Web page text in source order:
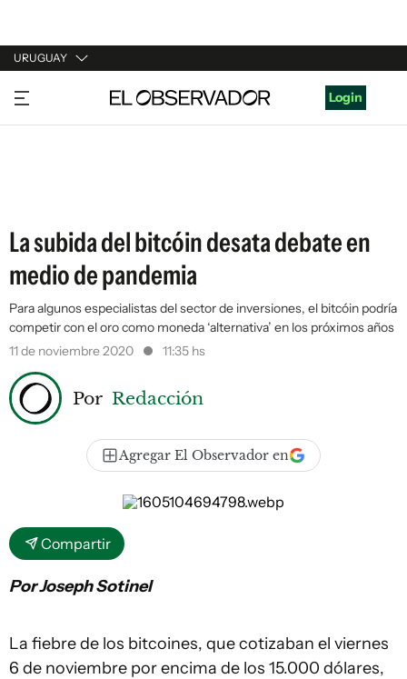
URUGUAY
URUGUAY
ARGENTINA
Login
La subida del bitcóin desata debate en
medio de pandemia
Para algunos especialistas del sector de inversiones, el bitcóin podría
competir con el oro como moneda ‘alternativa’ en los próximos años
11 de noviembre 2020
11:35 hs
Por Redacción
Agregar El Observador en
Compartir
Por Joseph Sotinel
La fiebre de los bitcoines, que cotizaban el viernes
6 de noviembre por encima de los 15.000 dólares,